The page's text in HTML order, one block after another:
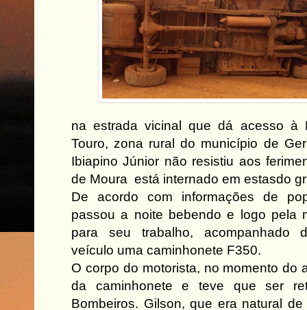
na estrada vicinal que dá acesso à
Touro, zona rural do município de
Ibiapino Júnior não resistiu aos
de Moura está internado em estasdo
De acordo com informações de
passou a noite bebendo e logo pela
para seu trabalho, acompanhado
veículo uma caminhonete F350.
O corpo do motorista, no momento do
da caminhonete e teve que ser
Bombeiros. Gilson, que era natural